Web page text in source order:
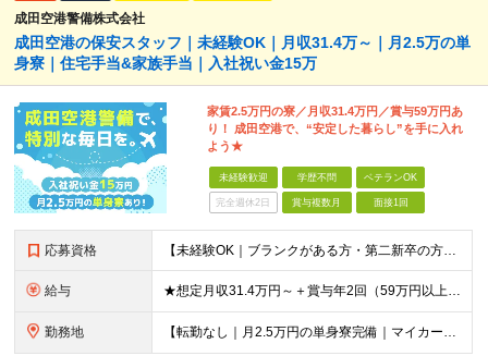
成田空港警備株式会社
成田空港の保安スタッフ｜未経験OK｜月収31.4万～｜月2.5万の単
身寮｜住宅手当&家族手当｜入社祝い金15万
家賃2.5万円の寮／月収31.4万円／賞与59万円あ
り！ 成田空港で、“安定した暮らし”を手に入れ
よう★
未経験歓迎 学歴不問 ベテランOK
完全週休2日 賞与複数月 面接1回
応募資格 【未経験OK｜ブランクがある方・第二新卒の方・正社員が初めての方も歓迎！】 ★応募資格を満たす方は面接確約！ ★20代・30代の若手スタッフも多数活躍中！ ◎58歳以下の方（長期のキャリア形成を図る
給与 ★想定月収31.4万円～＋賞与年2回（59万円以上） ★入社お祝い金15万円支給 ★水道+光熱費無料の家賃がリーズナブルな社員寮(単身寮)あり！ ★住宅手当&家族手当あり 月給24万5000円以上(
勤務地 【転勤なし｜月2.5万円の単身寮完備｜マイカー・バイク通勤OK】 成田空港または空港関連施設での勤務となります。 お住まいや希望を考慮し、千葉市美浜区・四街道市への配属となる場合もあります。 【本社